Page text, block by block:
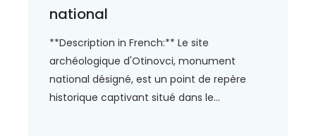
national
**Description in French:** Le site
archéologique d'Otinovci, monument
national désigné, est un point de repère
historique captivant situé dans le...